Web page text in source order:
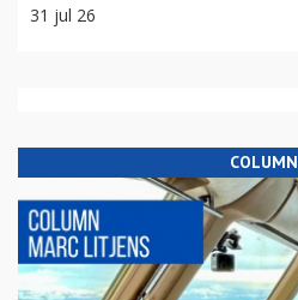
31 jul 26